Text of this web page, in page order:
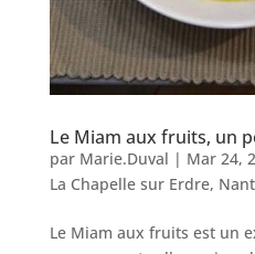
Le Miam aux fruits, un
par Marie.Duval | Mar 24,
La Chapelle sur Erdre,
Le Miam aux fruits est un